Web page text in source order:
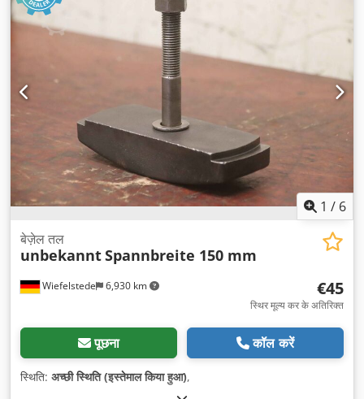
1 / 6
Wiefelstede 6,930 km
बेज़ेल तल
unbekanntSpannbreite 150 mm
€45
स्थिर मूल्य कर के अतिरिक्त
पूछना कॉल करें
स्थिति: अच्छी स्थिति (इस्तेमाल किया हुआ),